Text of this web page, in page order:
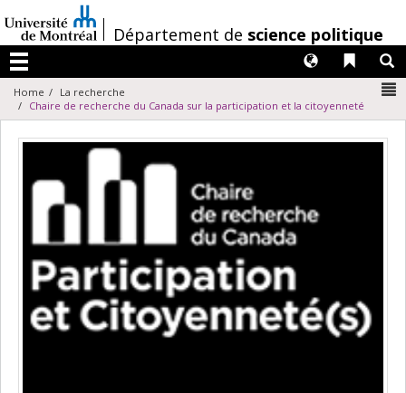
au
contenu
/Département de science politique
Menu
Liens
Langues
Home
La recherche
Chaire de recherche du Canada sur la participation et la citoyenneté